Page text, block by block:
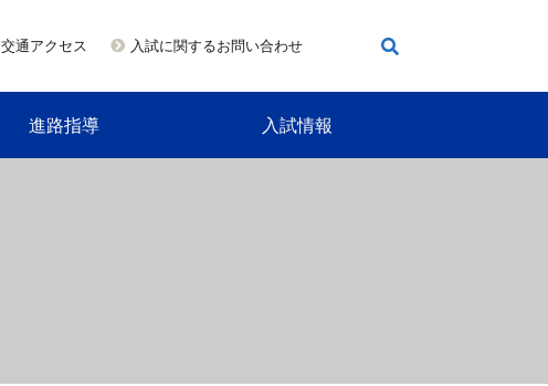
交通アクセス 入試に関するお問い合わせ
進路指導 入試情報